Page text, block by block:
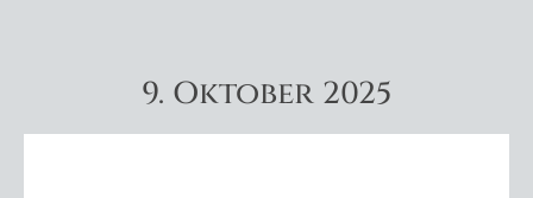
9. Oktober 2025